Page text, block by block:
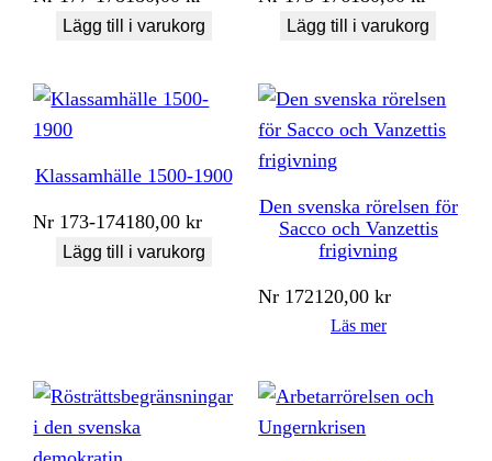
Lägg till i varukorg Lägg till i varukorg
Klassamhälle 1500-1900
Nr 173-174180,00kr
Lägg till i varukorg
Den svenska rörelsen för
Sacco och Vanzettis
frigivning
Nr 172120,00kr
Läs mer